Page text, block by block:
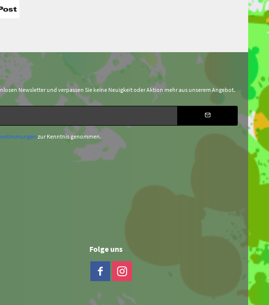
Newsletter und verpassen Sie keine Neuigkeit oder Aktion mehr aus unserem Angebot.
zur Kenntnis genommen.
Folge uns